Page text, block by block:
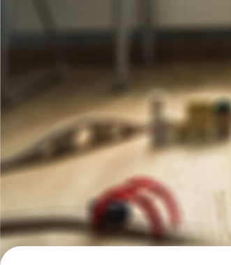
CABE NESTE
BEBÊ
MAS ELA PODE
CABER NO SEU
CORAÇÃO.